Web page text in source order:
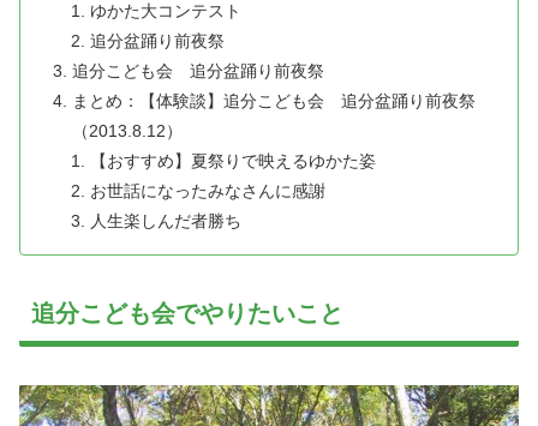
ゆかた大コンテスト
追分盆踊り前夜祭
追分こども会 追分盆踊り前夜祭
まとめ：【体験談】追分こども会 追分盆踊り前夜祭
（2013.8.12）
【おすすめ】夏祭りで映えるゆかた姿
お世話になったみなさんに感謝
人生楽しんだ者勝ち
追分こども会でやりたいこと